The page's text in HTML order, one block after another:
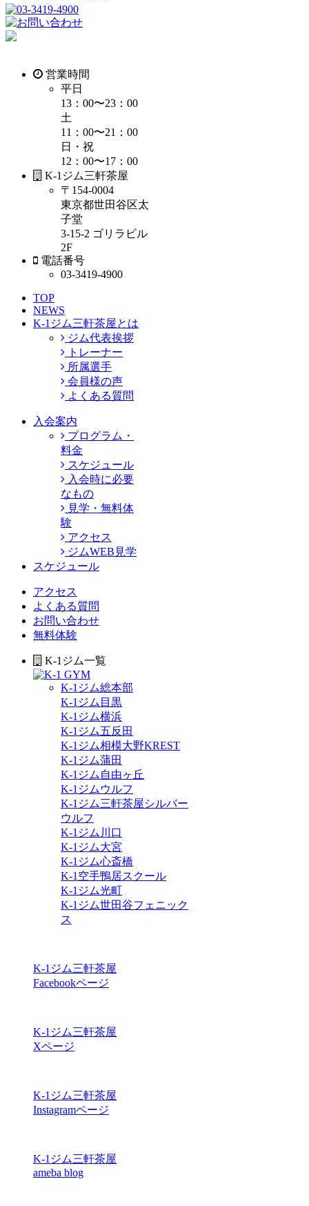
営業時間
平日
13：00〜23：00
土
11：00〜21：00
日・祝
12：00〜17：00
K-1ジム三軒茶屋
〒154-0004
東京都世田谷区太
子堂
3-15-2 ゴリラビル
2F
電話番号
03-3419-4900
TOP
NEWS
K-1ジム三軒茶屋とは
ジム代表挨拶
トレーナー
所属選手
会員様の声
よくある質問
入会案内
プログラム・
料金
スケジュール
入会時に必要
なもの
見学・無料体
験
アクセス
ジムWEB見学
スケジュール
アクセス
よくある質問
お問い合わせ
無料体験
K-1ジム一覧
K-1ジム総本部
K-1ジム目黒
K-1ジム横浜
K-1ジム五反田
K-1ジム相模大野KREST
K-1ジム蒲田
K-1ジム自由ヶ丘
K-1ジムウルフ
K-1ジム三軒茶屋シルバー
ウルフ
K-1ジム川口
K-1ジム大宮
K-1ジム心斎橋
K-1空手鴨居スクール
K-1ジム光町
K-1ジム世田谷フェニック
ス
K-1ジム三軒茶屋
Facebookページ
K-1ジム三軒茶屋
Xページ
K-1ジム三軒茶屋
Instagramページ
K-1ジム三軒茶屋
ameba blog